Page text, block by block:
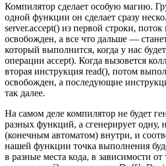
Компилятор сделает особую магию.
одной функции он сделает сразу
server.accept() из первой строки,
освобожден, а все что дальше —
который выполнится, когда у нас
операции accept). Когда вызовется
вторая инструкция read(), потом
освобожден, а последующие
так далее.
На самом деле компилятор не будет
разных функций, а сгенерирует одну,
(конечным автоматом) внутри, и
нашей функции точка выполнения
в разные места кода, в зависимости